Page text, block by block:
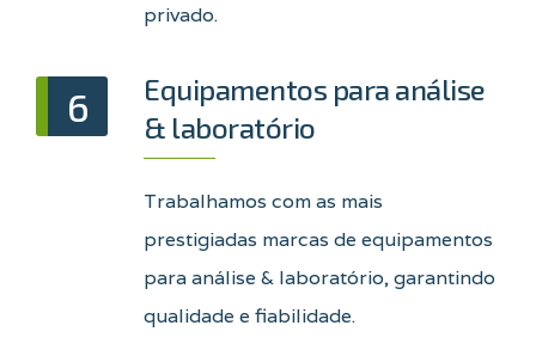
privado.
6
Equipamentos para análise
& laboratório
Trabalhamos com as mais
prestigiadas marcas de equipamentos
para análise & laboratório, garantindo
qualidade e fiabilidade.